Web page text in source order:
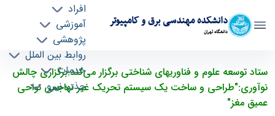
دانشکده مهندسی برق و کامپیوتر
دانشگاه تهران
افراد
آموزشی
پژوهشی
روابط بین الملل
خدمات
جذب نیرو
برگزاری چالش نوآوری:"طراحی و ساخت یک
سیستم تحریک غیر تهاجمی نواحی عمیق مغز" -
ece- دانشکده مهندسی برق و کامپیوتر
ستاد توسعه علوم و فناوری‎های شناختی برگزار می‌کند:برگزاری چالش
نوآوری:"طراحی و ساخت یک سیستم تحریک غیر تهاجمی نواحی
عمیق مغز"